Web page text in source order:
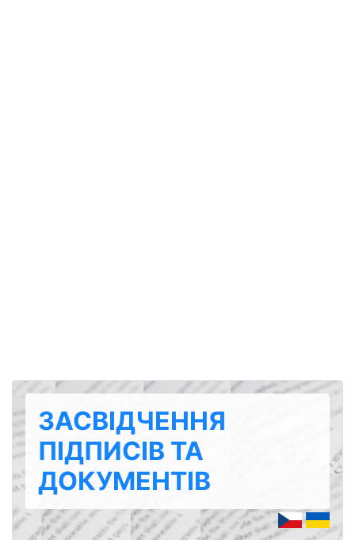
ЗАСВІДЧЕННЯ
ПІДПИСІВ ТА
ДОКУМЕНТІВ